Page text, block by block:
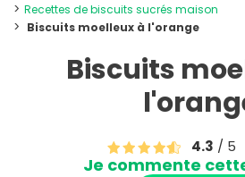
Recettes de biscuits sucrés maison
Biscuits moelleux à l'orange
Biscuits
4.3 / 5
Je commente